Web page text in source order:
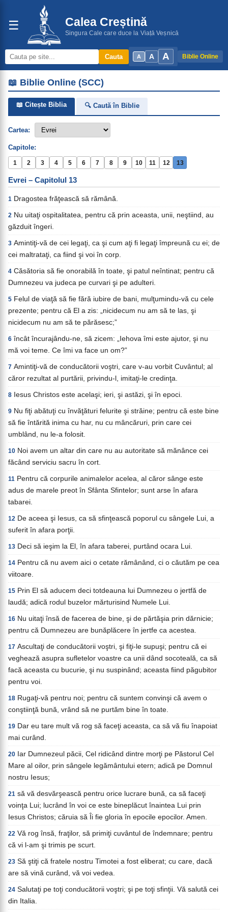
☰ Calea Creștină
Singura Cale care duce la Viață Veșnică
A A A Biblie Online
Cauta
📖 Biblie Online (SCC)
📖 Citește Biblia 🔍 Caută în Biblie
Cartea:
Capitole:
1 2 3 4 5 6 7 8 9 10 11 12 13
Evrei – Capitolul 13
1 Dragostea frăţească să rămână.
2 Nu uitaţi ospitalitatea, pentru că prin aceasta, unii, neştiind, au
găzduit îngeri.
3 Amintiţi-vă de cei legaţi, ca şi cum aţi fi legaţi împreună cu ei; de
cei maltrataţi, ca fiind şi voi în corp.
4 Căsătoria să fie onorabilă în toate, şi patul neîntinat; pentru că
Dumnezeu va judeca pe curvari şi pe adulteri.
5 Felul de viaţă să fie fără iubire de bani, mulţumindu-vă cu cele
prezente; pentru că El a zis: „nicidecum nu am să te las, şi
nicidecum nu am să te părăsesc;”
6 încât încurajându-ne, să zicem: „Iehova îmi este ajutor, şi nu
mă voi teme. Ce îmi va face un om?”
7 Amintiţi-vă de conducătorii voştri, care v-au vorbit Cuvântul; al
căror rezultat al purtării, privindu-l, imitaţi-le credinţa.
8 Iesus Christos este acelaşi; ieri, şi astăzi, şi în epoci.
9 Nu fiţi abătuţi cu învăţături felurite şi străine; pentru că este bine
să fie întărită inima cu har, nu cu mâncăruri, prin care cei
umblând, nu le-a folosit.
10 Noi avem un altar din care nu au autoritate să mănânce cei
făcând serviciu sacru în cort.
11 Pentru că corpurile animalelor acelea, al căror sânge este
adus de marele preot în Sfânta Sfintelor; sunt arse în afara
tabarei.
12 De aceea şi Iesus, ca să sfinţească poporul cu sângele Lui, a
suferit în afara porţii.
13 Deci să ieşim la El, în afara taberei, purtând ocara Lui.
14 Pentru că nu avem aici o cetate rămânând, ci o căutăm pe cea
viitoare.
15 Prin El să aducem deci totdeauna lui Dumnezeu o jertfă de
laudă; adică rodul buzelor mărturisind Numele Lui.
16 Nu uitaţi însă de facerea de bine, şi de părtăşia prin dărnicie;
pentru că Dumnezeu are bunăplăcere în jertfe ca acestea.
17 Ascultaţi de conducătorii voştri, şi fiţi-le supuşi; pentru că ei
veghează asupra sufletelor voastre ca unii dând socoteală, ca să
facă aceasta cu bucurie, şi nu suspinând; aceasta fiind păgubitor
pentru voi.
18 Rugaţi-vă pentru noi; pentru că suntem convinşi că avem o
conştiinţă bună, vrând să ne purtăm bine în toate.
19 Dar eu tare mult vă rog să faceţi aceasta, ca să vă fiu înapoiat
mai curând.
20 Iar Dumnezeul păcii, Cel ridicând dintre morţi pe Păstorul Cel
Mare al oilor, prin sângele legământului etern; adică pe Domnul
nostru Iesus;
21 să vă desvărşească pentru orice lucrare bună, ca să faceţi
voinţa Lui; lucrând în voi ce este bineplăcut înaintea Lui prin
Iesus Christos; căruia să Îi fie gloria în epocile epocilor. Amen.
22 Vă rog însă, fraţilor, să primiţi cuvântul de îndemnare; pentru
că vi l-am şi trimis pe scurt.
23 Să ştiţi că fratele nostru Timotei a fost eliberat; cu care, dacă
are să vină curând, vă voi vedea.
24 Salutaţi pe toţi conducătorii voştri; şi pe toţi sfinţii. Vă salută cei
din Italia.